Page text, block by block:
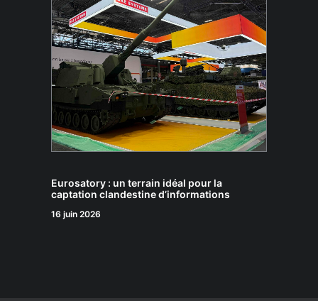
Eurosatory : un terrain idéal pour la
captation clandestine d’informations
16 juin 2026